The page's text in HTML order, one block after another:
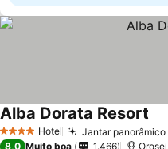
4 EstrelasHotel Jantar
Alba Dorata Resort
8,0 Muito boa 1.466